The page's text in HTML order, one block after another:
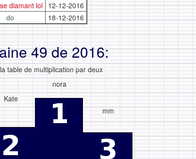
diamant lol
12-12-2016
do 18-12-2016
49 de 2016:
table de multiplication par deux
Kate
nora
mm